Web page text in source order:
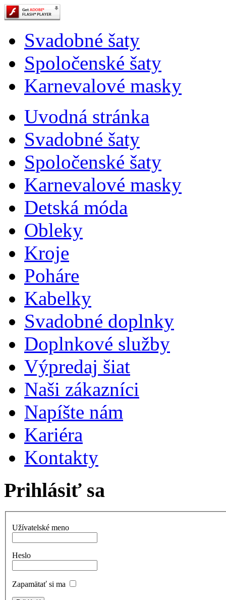
Svadobné šaty
Spoločenské šaty
Karnevalové masky
Uvodná stránka
Svadobné šaty
Spoločenské šaty
Karnevalové masky
Detská móda
Obleky
Kroje
Poháre
Kabelky
Svadobné doplnky
Doplnkové služby
Výpredaj šiat
Naši zákazníci
Napíšte nám
Kariéra
Kontakty
Prihlásiť sa
Užívatelské meno
Heslo
Zapamätať si ma